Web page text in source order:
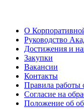
О
Руководство
Достижения и
Закупки
Вакансии
Контакты
Правила работы
Согласие на
Положение об